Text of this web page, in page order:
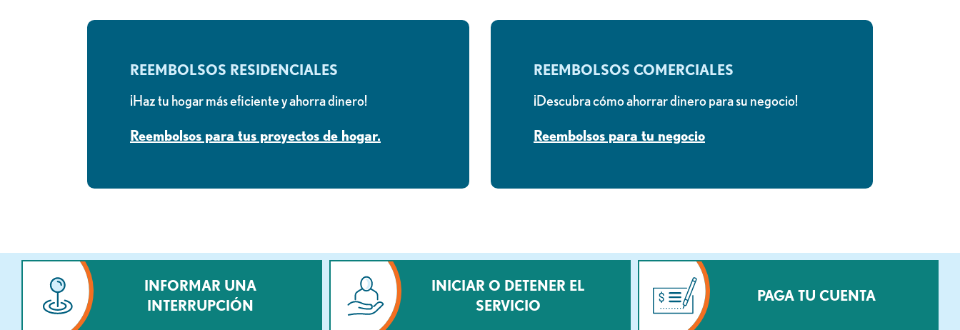
REEMBOLSOS RESIDENCIALES
¡Haz tu hogar más eficiente y ahorra dinero!
Reembolsos para tus proyectos de hogar.
REEMBOLSOS COMERCIALES
¡Descubra cómo ahorrar dinero para su negocio!
Reembolsos para tu negocio
INFORMAR UNA
INTERRUPCIÓN
INICIAR O DETENER EL
SERVICIO
PAGA TU CUENTA